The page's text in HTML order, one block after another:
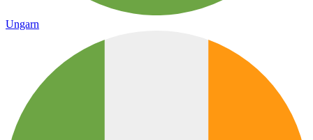
Ungarn